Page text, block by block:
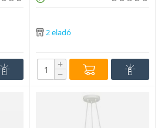
2 eladó
+
−